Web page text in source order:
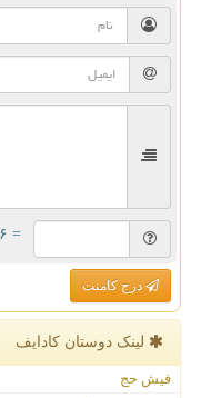
= ۶ بعلاوه ۵
درج کامنت
لینک دوستان كادایف
فیش حج